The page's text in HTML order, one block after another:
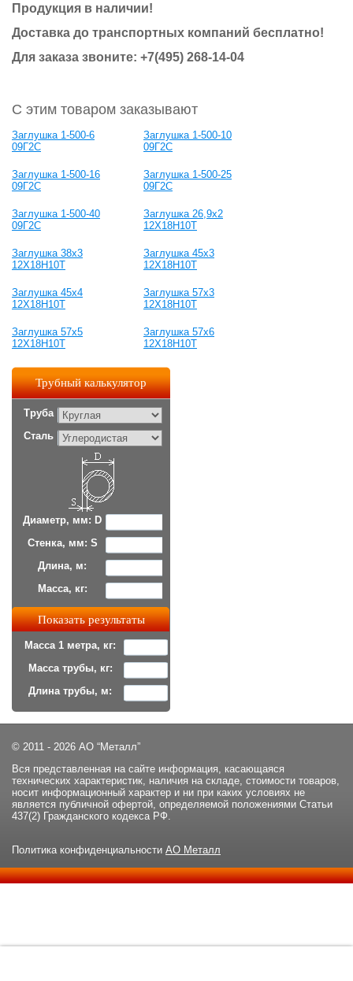
Продукция в наличии!
Доставка до транспортных компаний бесплатно!
Для заказа звоните: +7(495) 268-14-04
С этим товаром заказывают
Заглушка 1-500-6
09Г2С
Заглушка 1-500-10
09Г2С
Заглушка 1-500-16
09Г2С
Заглушка 1-500-25
09Г2С
Заглушка 1-500-40
09Г2С
Заглушка 26,9х2
12Х18Н10Т
Заглушка 38х3
12Х18Н10Т
Заглушка 45х3
12Х18Н10Т
Заглушка 45х4
12Х18Н10Т
Заглушка 57х3
12Х18Н10Т
Заглушка 57х5
12Х18Н10Т
Заглушка 57х6
12Х18Н10Т
Трубный калькулятор
Труба
Сталь
Диаметр, мм: D
Стенка, мм: S
Длина, м:
Масса, кг:
Масса 1 метра, кг:
Масса трубы, кг:
Длина трубы, м:
© 2011 - 2026 АО “Металл”
Вся представленная на сайте информация, касающаяся
технических характеристик, наличия на складе, стоимости товаров,
носит информационный характер и ни при каких условиях не
является публичной офертой, определяемой положениями Статьи
437(2) Гражданского кодекса РФ.
Политика конфиденциальности АО Металл